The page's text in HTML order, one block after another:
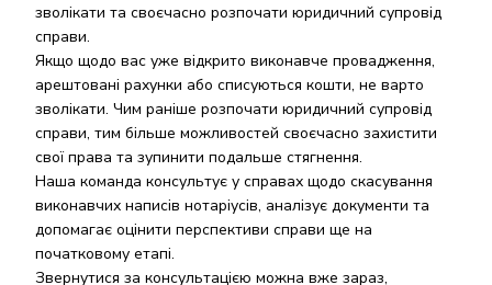
зволікати та своєчасно розпочати юридичний супровід
справи.
Якщо щодо вас уже відкрито виконавче провадження,
арештовані рахунки або списуються кошти, не варто
зволікати. Чим раніше розпочати юридичний супровід
справи, тим більше можливостей своєчасно захистити
свої права та зупинити подальше стягнення.
Наша команда консультує у справах щодо скасування
виконавчих написів нотаріусів, аналізує документи та
допомагає оцінити перспективи справи ще на
початковому етапі.
Звернутися за консультацією можна вже зараз,